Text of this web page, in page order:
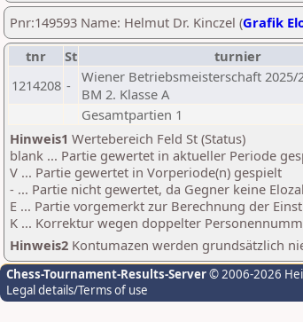
Pnr:149593 Name: Helmut Dr. Kinczel (Grafik
tnr
St turnier
1214208 -
Wiener Betriebsmeisterschaft 2025/
BM 2. Klasse A
Gesamtpartien 1
Hinweis1 Wertebereich Feld St (Status)
blank ... Partie gewertet in aktueller Periode
V ... Partie gewertet in Vorperiode(n) gespielt
- ... Partie nicht gewertet, da Gegner keine
E ... Partie vorgemerkt zur Berechnung der
K ... Korrektur wegen doppelter
Hinweis2 Kontumazen werden grundsätzlich
Chess-Tournament-Results-Server© 2006-2026
Legal details/Terms of use